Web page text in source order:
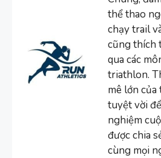
thể thao
chạy trail
cũng thích
qua các
triathlon.
mê lớn của
tuyệt vời
nghiệm
được chia
cùng mọi